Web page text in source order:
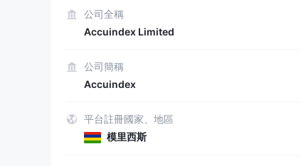
8
公司全稱
Accuindex Limited
公司簡稱
Accuindex
平台註冊國家、地區
模里西斯